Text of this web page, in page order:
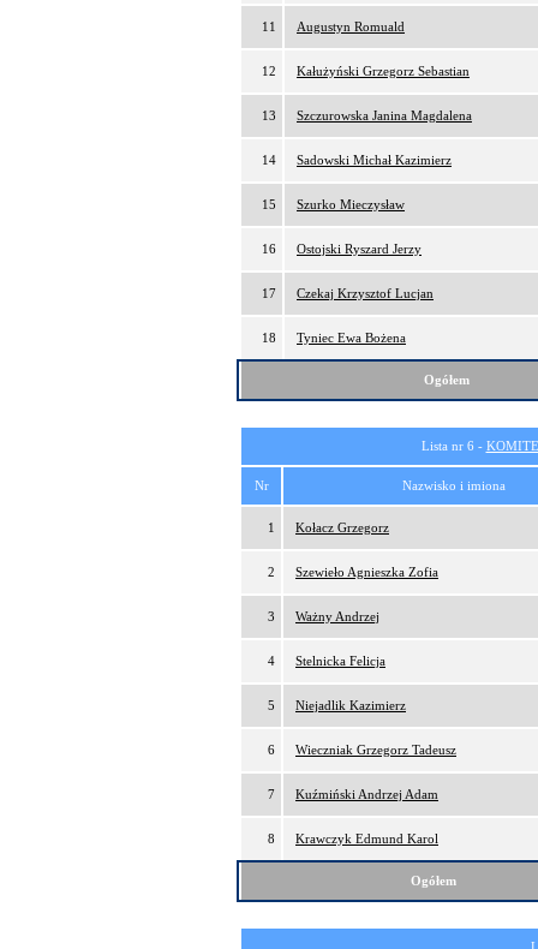
11 Augustyn Romuald
12 Kałużyński Grzegorz Sebastian
13 Szczurowska Janina Magdalena
14 Sadowski Michał Kazimierz
15 Szurko Mieczysław
16 Ostojski Ryszard Jerzy
17 Czekaj Krzysztof Lucjan
18 Tyniec Ewa Bożena
Ogółem
Lista nr 6 -
Nr Nazwisko i imiona
1 Kołacz Grzegorz
2 Szewieło Agnieszka Zofia
3 Ważny Andrzej
4 Stelnicka Felicja
5 Niejadlik Kazimierz
6 Wieczniak Grzegorz Tadeusz
7 Kuźmiński Andrzej Adam
8 Krawczyk Edmund Karol
Ogółem